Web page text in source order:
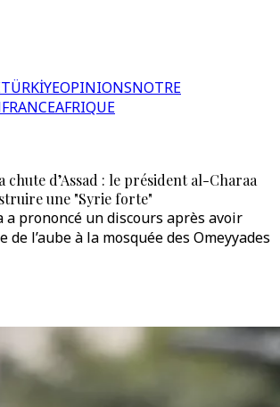
TÜRKİYEOPINIONSNOTRE
FRANCEAFRIQUE
chute d’Assad : le président al-Charaa
une "Syrie forte"
a prononcé un discours après avoir
l’aube à la mosquée des Omeyyades